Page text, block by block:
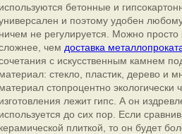
используются бетонные и
и поэтому удобен
ничем не регулируется. Можно просто
чем доставка
с искусственным камнем
материал: стекло, пластик, дерево и
материал стопроцентно экологически
изготовления лежит гипс. А он
используется до сих пор. Если
керамической плиткой, то он будет